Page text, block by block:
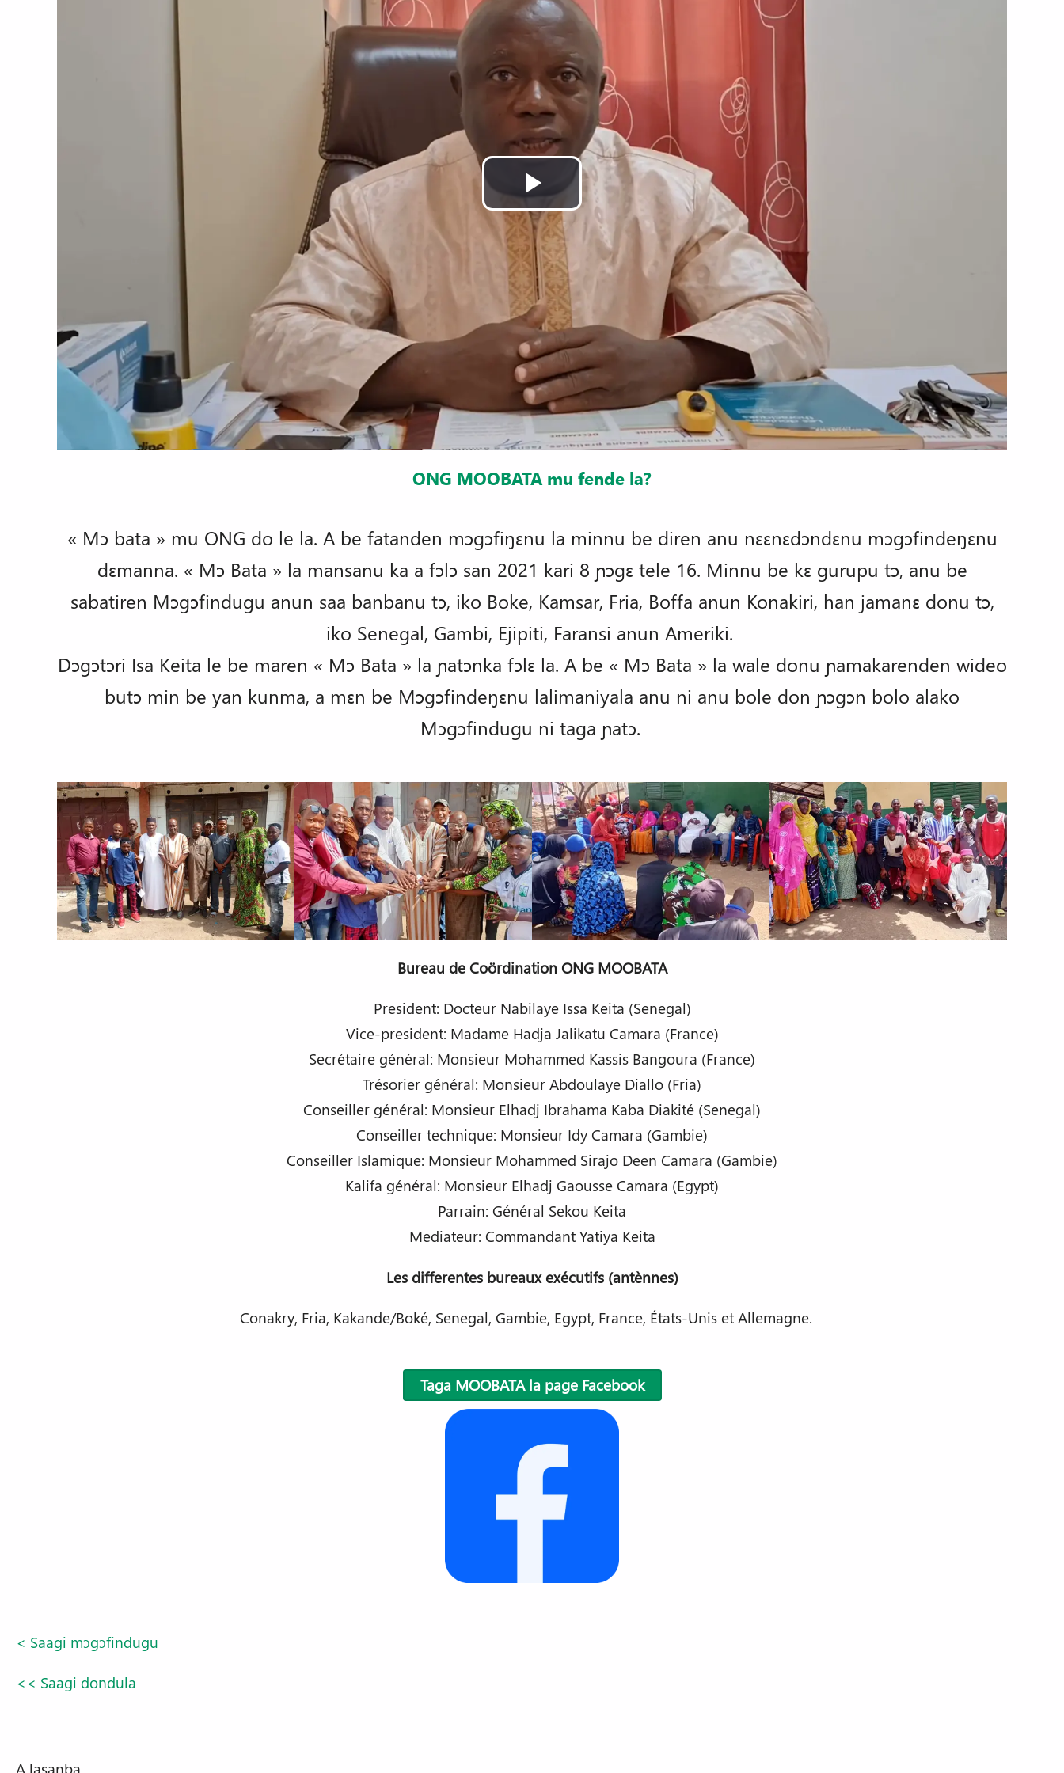
Lire
la
vidéo
ONG MOOBATA mu fende la?
« Mɔ bata » mu ONG do le la. A be fatanden mɔgɔfiŋɛnu la minnu be diren anu nɛɛnɛdɔndɛnu mɔgɔfindeŋɛnu
dɛmanna. « Mɔ Bata » la mansanu ka a fɔlɔ san 2021 kari 8 ɲɔgɛ tele 16. Minnu be kɛ gurupu tɔ, anu be
sabatiren Mɔgɔfindugu anun saa banbanu tɔ, iko Boke, Kamsar, Fria, Boffa anun Konakiri, han jamanɛ donu tɔ,
iko Senegal, Gambi, Ejipiti, Faransi anun Ameriki.
Dɔgɔtɔri Isa Keita le be maren « Mɔ Bata » la ɲatɔnka fɔlɛ la. A be « Mɔ Bata » la wale donu ɲamakarenden wideo
butɔ min be yan kunma, a mɛn be Mɔgɔfindeŋɛnu lalimaniyala anu ni anu bole don ɲɔgɔn bolo alako
Mɔgɔfindugu ni taga ɲatɔ.
Bureau de Coördination ONG MOOBATA
President: Docteur Nabilaye Issa Keita (Senegal)
Vice-president: Madame Hadja Jalikatu Camara (France)
Secrétaire général: Monsieur Mohammed Kassis Bangoura (France)
Trésorier général: Monsieur Abdoulaye Diallo (Fria)
Conseiller général: Monsieur Elhadj Ibrahama Kaba Diakité (Senegal)
Conseiller technique: Monsieur Idy Camara (Gambie)
Conseiller Islamique: Monsieur Mohammed Sirajo Deen Camara (Gambie)
Kalifa général: Monsieur Elhadj Gaousse Camara (Egypt)
Parrain: Général Sekou Keita
Mediateur: Commandant Yatiya Keita
Les differentes bureaux exécutifs (antènnes)
Conakry, Fria, Kakande/Boké, Senegal, Gambie, Egypt, France, États-Unis et Allemagne.
Taga MOOBATA la page Facebook
< Saagi mɔgɔfindugu
<< Saagi dondula
A lasanba